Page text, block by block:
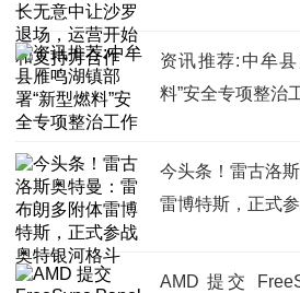
资讯推荐:中牟
料”安全专项整治
今头条！雷古洛
雷博特斯，正式
AMD 提交